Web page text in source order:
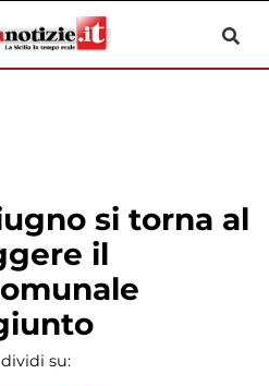
si torna al
il
su: